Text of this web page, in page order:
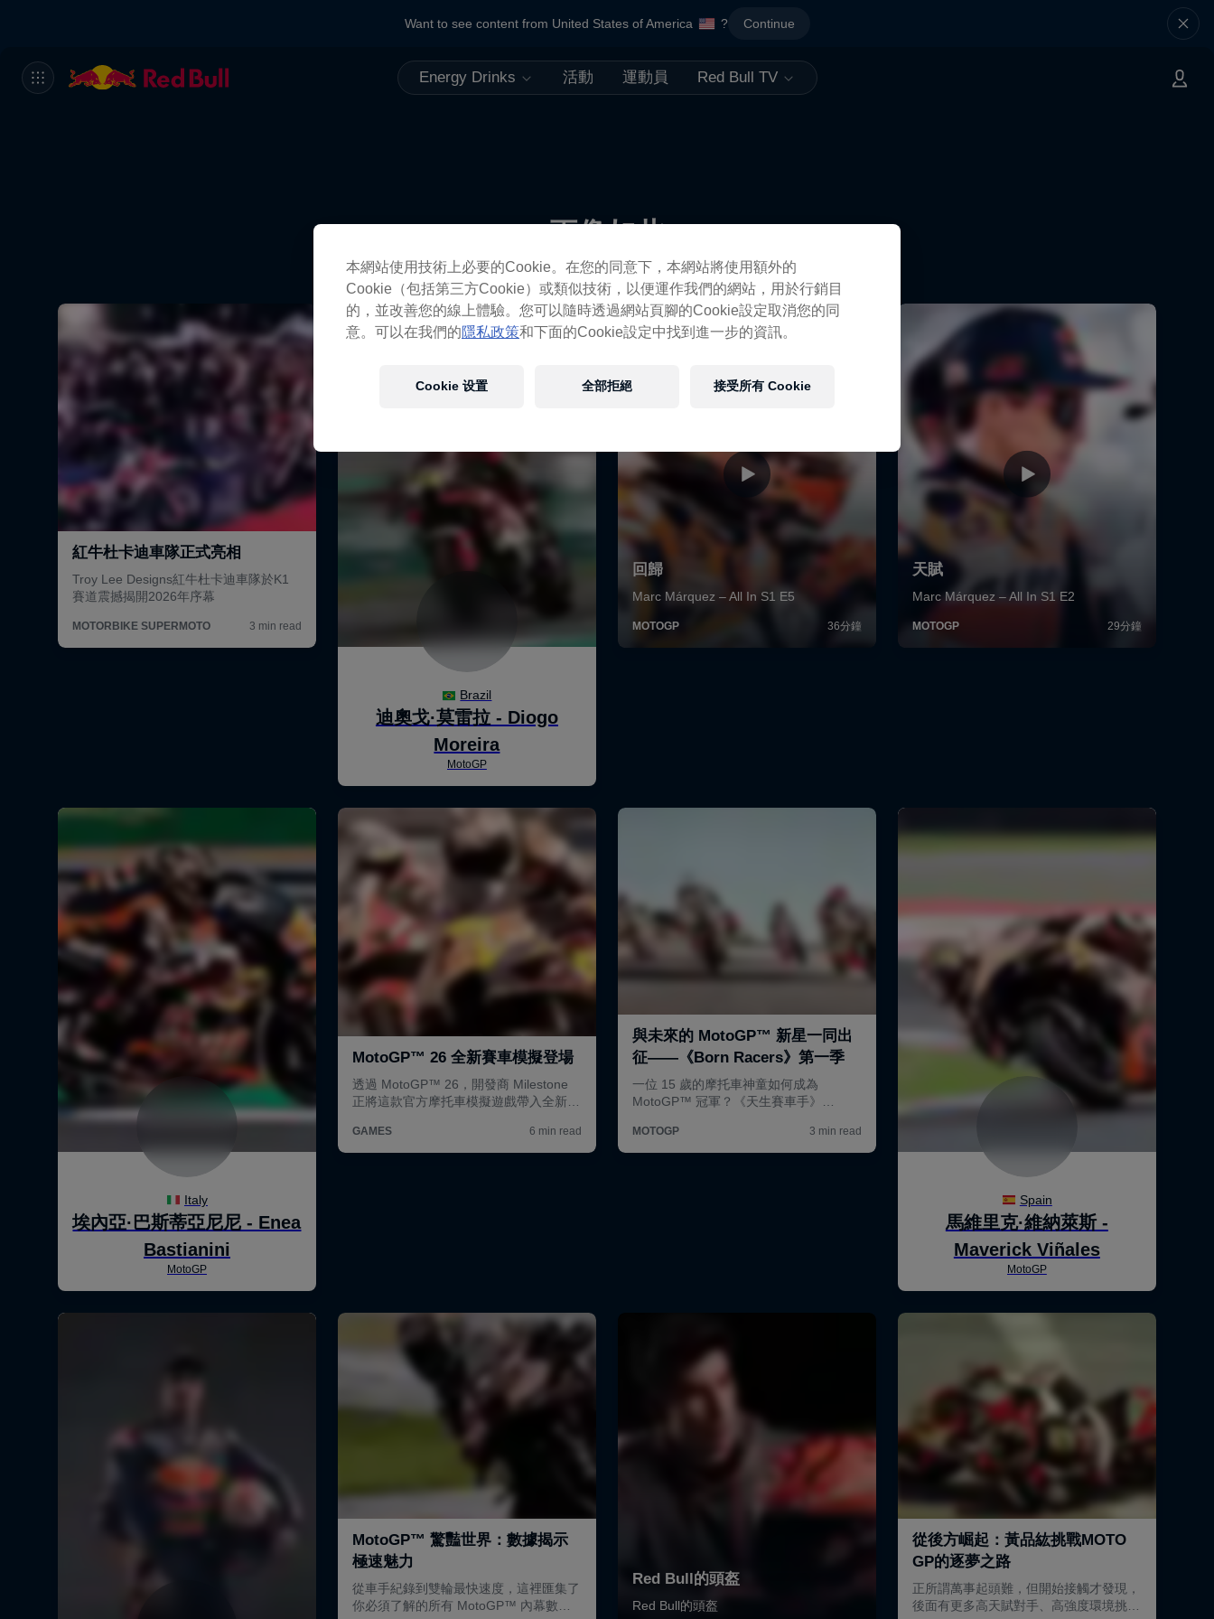
Want to see content from United States of America ? Continue
Energy Drinks 活動 運動員 Red Bull TV
更像如此
本網站使用技術上必要的Cookie。在您的同意下，本網站將使用額外的
Cookie（包括第三方Cookie）或類似技術，以便運作我們的網站，用於行銷目
的，並改善您的線上體驗。您可以隨時透過網站頁腳的Cookie設定取消您的同
意。可以在我們的隱私政策和下面的Cookie設定中找到進一步的資訊。
Cookie 设置 全部拒絕 接受所有 Cookie